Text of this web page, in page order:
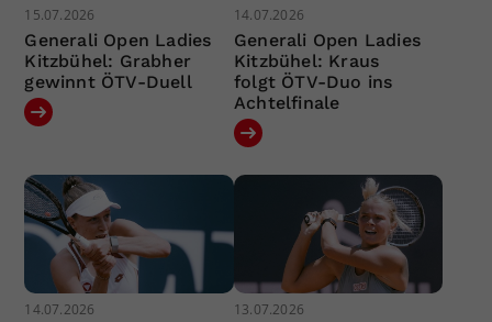
15.07.2026
Generali Open Ladies
Kitzbühel: Grabher
gewinnt ÖTV-Duell
14.07.2026
Generali Open Ladies
Kitzbühel: Kraus
folgt ÖTV-Duo ins
Achtelfinale
14.07.2026 13.07.2026